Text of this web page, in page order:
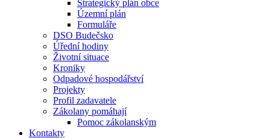
Strategický plán obce
Územní plán
Formuláře
DSO Budečsko
Úřední hodiny
Životní situace
Kroniky
Odpadové hospodářství
Projekty
Profil zadavatele
Zákolany pomáhají
Pomoc zákolanským
Kontakty